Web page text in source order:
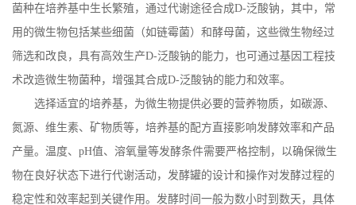
菌种在培养基中生长繁殖，通过代谢途径合成D-泛酸钠，其中，常
用的微生物包括某些细菌（如链霉菌）和酵母菌，这些微生物经过
筛选和改良，具有高效生产D-泛酸钠的能力，也可通过基因工程技
术改造微生物菌种，增强其合成D-泛酸钠的能力和效率。
选择适宜的培养基，为微生物提供必要的营养物质，如碳源、
氮源、维生素、矿物质等，培养基的配方直接影响发酵效率和产品
产量。温度、 pH值、溶氧量等发酵条件需要严格控制，以确保微生
物在良好状态下进行代谢活动，发酵罐的设计和操作对发酵过程的
稳定性和效率起到关键作用。发酵时间一般为数小时到数天，具体